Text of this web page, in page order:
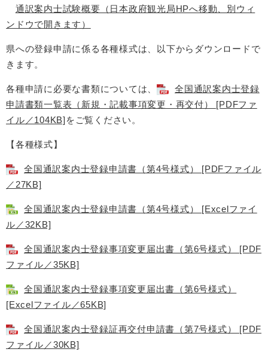
通訳案内士試験概要（日本政府観光局HPへ移動、別ウィ
ンドウで開きます）
県への登録申請に係る各種様式は、以下からダウンロードで
きます。
各種申請に必要な書類については、
全国通訳案内士登録
申請書類一覧表（新規・記載事項変更・再交付） [PDFファ
イル／104KB] をご覧ください。
【各種様式】
全国通訳案内士登録申請書（第4号様式） [PDFファイル
／27KB]
全国通訳案内士登録申請書（第4号様式） [Excelファイ
ル／32KB]
全国通訳案内士登録事項変更届出書（第6号様式） [PDF
ファイル／35KB]
全国通訳案内士登録事項変更届出書（第6号様式）
[Excelファイル／65KB]
全国通訳案内士登録証再交付申請書（第7号様式） [PDF
ファイル／30KB]